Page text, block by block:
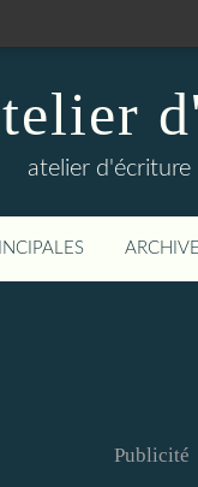
atelier d'écriture
Publicité